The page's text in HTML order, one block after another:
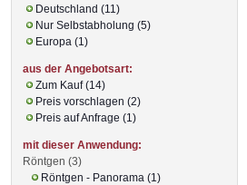
Deutschland (11)
Nur Selbstabholung (5)
Europa (1)
aus der Angebotsart:
Zum Kauf (14)
Preis vorschlagen (2)
Preis auf Anfrage (1)
mit dieser Anwendung:
Röntgen (3)
Röntgen - Panorama (1)